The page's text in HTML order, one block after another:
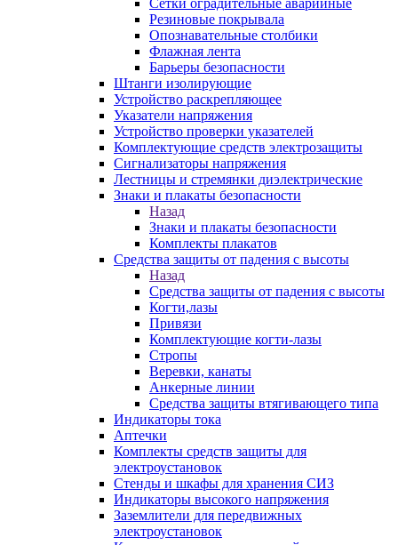
Сетки оградительные аварийные
Резиновые покрывала
Опознавательные столбики
Флажная лента
Барьеры безопасности
Штанги изолирующие
Устройство раскрепляющее
Указатели напряжения
Устройство проверки указателей
Комплектующие средств электрозащиты
Сигнализаторы напряжения
Лестницы и стремянки диэлектрические
Знаки и плакаты безопасности
Назад
Знаки и плакаты безопасности
Комплекты плакатов
Средства защиты от падения с высоты
Назад
Средства защиты от падения с высоты
Когти,лазы
Привязи
Комплектующие когти-лазы
Стропы
Веревки, канаты
Анкерные линии
Средства защиты втягивающего типа
Индикаторы тока
Аптечки
Комплекты средств защиты для
электроустановок
Стенды и шкафы для хранения СИЗ
Индикаторы высокого напряжения
Заземлители для передвижных
электроустановок